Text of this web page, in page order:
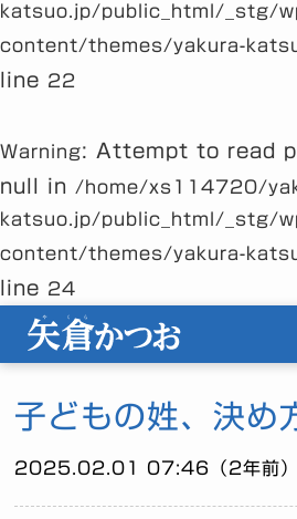
katsuo.jp/public_html/_stg/
content/themes/yakura-
line 22
Warning: Attempt to read
null in
/home/xs114720/
katsuo.jp/public_html/_stg/
content/themes/yakura-
line 24
子どもの姓、決め
2025.02.01 07:46（2年前）